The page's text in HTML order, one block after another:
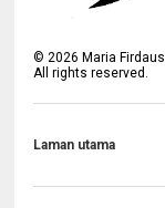
©2026 Maria Firdaus
All rights reserved.
Laman utama